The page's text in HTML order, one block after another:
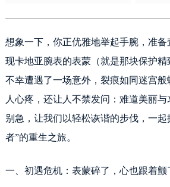
想象一下，你正优雅地举起手腕，准
现卡地亚腕表的表蒙（就是那块保护精
不幸遭遇了一场意外，裂痕如同迷宫
人心疼，还让人不禁发问：难道美丽与
别急，让我们以轻松诙谐的步伐，一起
者”的重生之旅。
一、初遇危机：表蒙碎了，心也跟着颤